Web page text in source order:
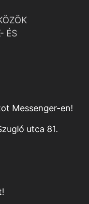
ÉS
Messenger-en!
utca 81.